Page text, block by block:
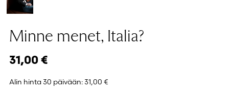
Minne menet, Italia?
31,00 €
Alin hinta 30 päivään: 31,00 €